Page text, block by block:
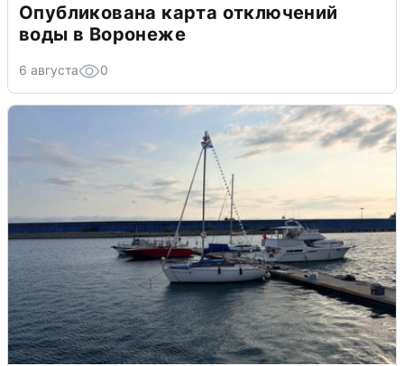
Опубликована карта отключений
воды в Воронеже
6 августа 0